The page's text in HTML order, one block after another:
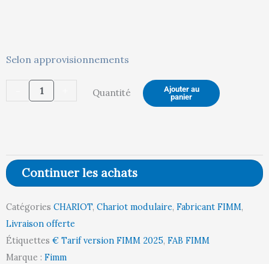
Selon approvisionnements
quantité
2
dossiers,
800
mm,
Quantité
Ajouter au
panier
Continuer les achats
Catégories CHARIOT, Chariot modulaire, Fabricant FIMM,
Livraison offerte
Étiquettes € Tarif version FIMM 2025, FAB FIMM
Marque : Fimm